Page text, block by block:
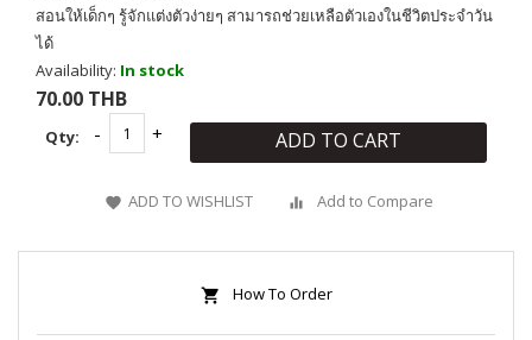
สอนให้เด็กๆ รู้จักแต่งตัวง่ายๆ สามารถช่วยเหลือตัวเองในชีวิตประจำวัน
ได้
Availability: In stock
70.00 THB
Qty: ADD TO CART
ADD TO WISHLIST Add to Compare
How To Order